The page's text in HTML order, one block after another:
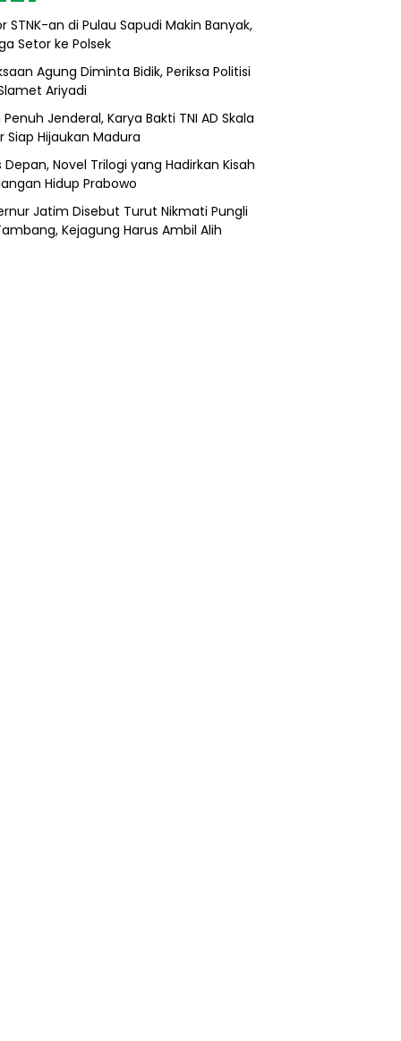
STNK-an di Pulau Sapudi Makin Banyak,
Setor ke Polsek
Agung Diminta Bidik, Periksa Politisi
Ariyadi
Penuh Jenderal, Karya Bakti TNI AD Skala
Siap Hijaukan Madura
Depan, Novel Trilogi yang Hadirkan Kisah
Hidup Prabowo
Jatim Disebut Turut Nikmati Pungli
Kejagung Harus Ambil Alih